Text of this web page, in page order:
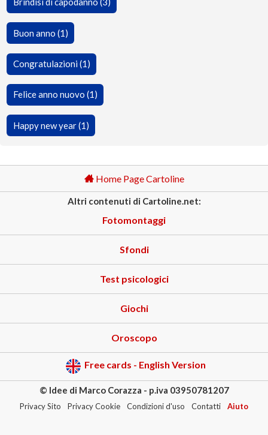
Buon anno (1)
Congratulazioni (1)
Felice anno nuovo (1)
Happy new year (1)
Home Page Cartoline
Altri contenuti di Cartoline.net:
Fotomontaggi
Sfondi
Test psicologici
Giochi
Oroscopo
Free cards - English Version
© Idee di Marco Corazza - p.iva 03950781207
Privacy Sito Privacy Cookie Condizioni d'uso Contatti Aiuto